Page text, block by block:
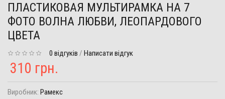
ПЛАСТИКОВАЯ МУЛЬТИРАМКА НА 7
ФОТО ВОЛНА ЛЮБВИ, ЛЕОПАРДОВОГО
ЦВЕТА
0 відгуків / Написати відгук
310 грн.
Виробник: Рамекс